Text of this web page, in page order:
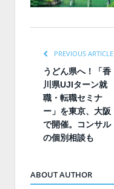
PREVIOUS ARTICLE
うどん県へ！「香
川県UJIターン就
職・転職セミナ
ー」を東京、大阪
で開催。コンサル
の個別相談も
ABOUT AUTHOR